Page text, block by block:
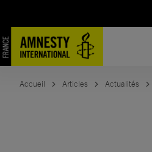
contenu
Accueil Articles Actualités